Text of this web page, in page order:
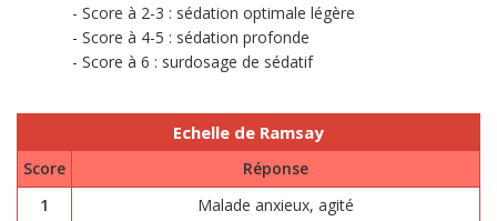
Score à 2-3 : sédation optimale légère
Score à 4-5 : sédation profonde
Score à 6 : surdosage de sédatif
Echelle de Ramsay
Score
Réponse
1
Malade anxieux, agité